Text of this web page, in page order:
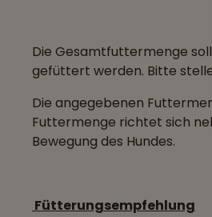
Die Gesamtfuttermenge
gefüttert werden. Bitte
Die angegebenen
Futtermenge richtet sich
Bewegung des Hundes.
Fütterungsempfehlung